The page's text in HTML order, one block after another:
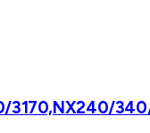
3170,NX240/